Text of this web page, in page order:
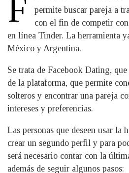
F
permite buscar pareja a
con el fin de competir
en línea Tinder. La herramienta
México y Argentina.
Se trata de Facebook Dating,
de la plataforma, que permite
solteros y encontrar una pareja
intereses y preferencias.
Las personas que deseen usar la
crear un segundo perfil y para
será necesario contar con la
además de seguir algunos pasos: